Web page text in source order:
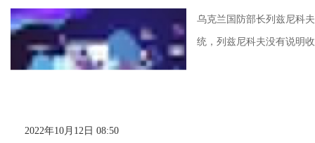
乌克兰国防部长列兹尼科
统，列兹尼科夫没有说明
2022年10月12日 08:50